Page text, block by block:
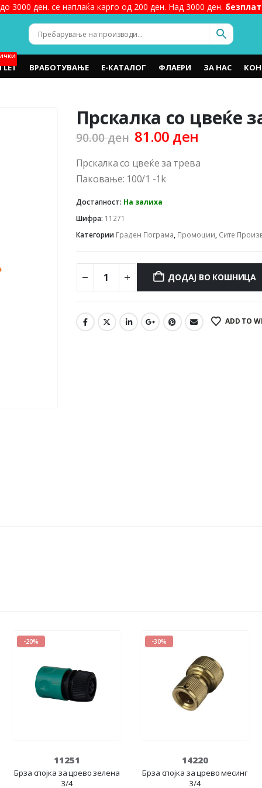
3000 ден. се наплаќа карго од 200 ден. Над 3000 ден.
ВРАБОТУВАЊЕ Е-КАТАЛОГ ФЛАЕРИ ЗА НАС
Прскалка со цвеќе
90.00ден Original
was:
90.00 ден.
81.00 ден
is:
Прскалка со цвеќе за трева
Паковање: 100/1 -1k
Достапност: На залиха
Шифра: 11271
Категории Граден Пограма, Промоции, Сите
ДОДАЈ ВО КОШНИЦА
ADD TO
-20%
11251
Брза спојка за црево зелена
3/4
-30%
14220
Брза спојка за црево месинг
3/4